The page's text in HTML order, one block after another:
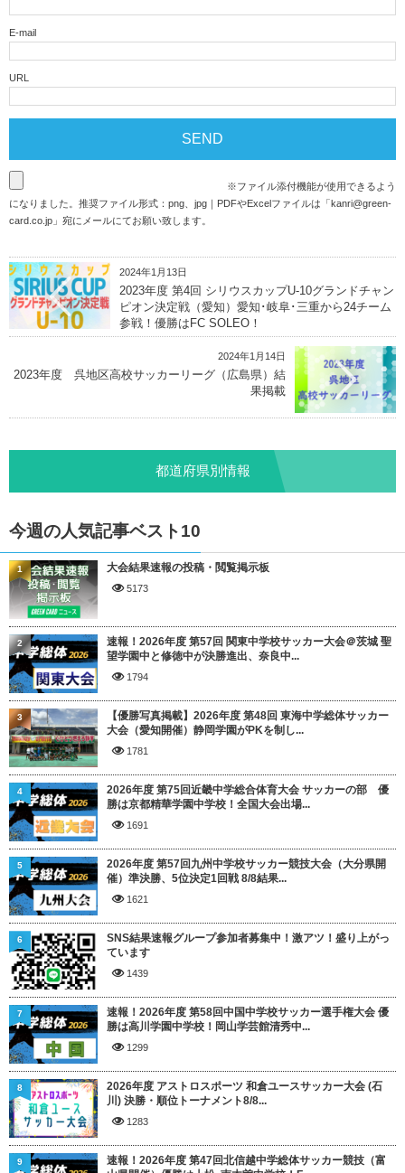
E-mail
URL
※ファイル添付機能が使用できるよう
になりました。推奨ファイル形式：png、jpg｜PDFやExcelファイルは「 kanri@green-
card.co.jp 」宛にメールにてお願い致します。
2024年1月13日
2023年度 第4回 シリウスカップU-10グランドチャン
ピオン決定戦（愛知）愛知･岐阜･三重から24チーム
参戦！優勝はFC SOLEO！
2024年1月14日
2023年度 呉地区高校サッカーリーグ（広島県）結
果掲載
都道府県別情報
今週の人気記事ベスト10
大会結果速報の投稿・閲覧掲示板
5173
1
速報！2026年度 第57回 関東中学校サッカー大会＠茨城 聖
望学園中と修徳中が決勝進出、奈良中...
1794
2
【優勝写真掲載】2026年度 第48回 東海中学総体サッカー
大会（愛知開催）静岡学園がPKを制し...
1781
3
2026年度 第75回近畿中学総合体育大会 サッカーの部 優
勝は京都精華学園中学校！全国大会出場...
1691
4
2026年度 第57回九州中学校サッカー競技大会（大分県開
催）準決勝、5位決定1回戦 8/8結果...
1621
5
SNS結果速報グループ参加者募集中！激アツ！盛り上がっ
ています
1439
6
速報！2026年度 第58回中国中学校サッカー選手権大会 優
勝は高川学園中学校！岡山学芸館清秀中...
1299
7
2026年度 アストロスポーツ 和倉ユースサッカー大会 (石
川) 決勝・順位トーナメント8/8...
1283
8
速報！2026年度 第47回北信越中学総体サッカー競技（富
9